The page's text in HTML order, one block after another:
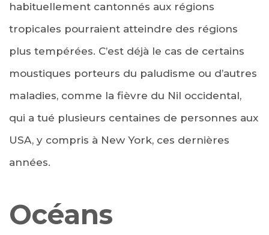
habituellement cantonnés aux régions
tropicales pourraient atteindre des régions
plus tempérées. C’est déjà le cas de certains
moustiques porteurs du paludisme ou d’autres
maladies, comme la fièvre du Nil occidental,
qui a tué plusieurs centaines de personnes aux
USA, y compris à New York, ces dernières
années.
Océans